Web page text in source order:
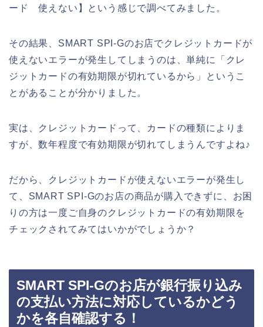
ード 使えない】という感じで調べてみました。
その結果、SMART SPI-Gのお店でクレジットカードが
使えないエラーが発生してしまうのは、単純に「クレ
ジットカードの有効期限が切れているから」というこ
とがあることが分かりました。
実は、クレジットカードって、カードの種類によりま
すが、数年程度で有効期限が切れてしまうんですよね♪
だから、クレジットカードが使えないエラーが発生し
て、SMART SPI-Gのお店の商品が購入できずに、お困
りの方は一度ご自身のクレジットカードの有効期限を
チェックされてみてはいかがでしょうか？
SMART SPI-Gのお店が銀行振り込み
の支払い方法に対応しているかどう
かを各自確認する！